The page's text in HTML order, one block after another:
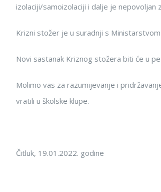
izolaciji/samoizolaciji i dalje je
Krizni stožer je u suradnji s
Novi sastanak Kriznog stožera biti će u
Molimo vas za razumijevanje i
vratili u školske klupe.
Čitluk, 19.01.2022. godine